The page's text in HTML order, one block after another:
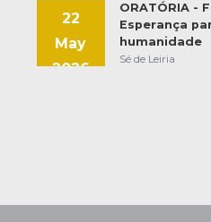
22
May
2026
ORATÓRIA -
Esperança
humanidade
Sé de Leiria